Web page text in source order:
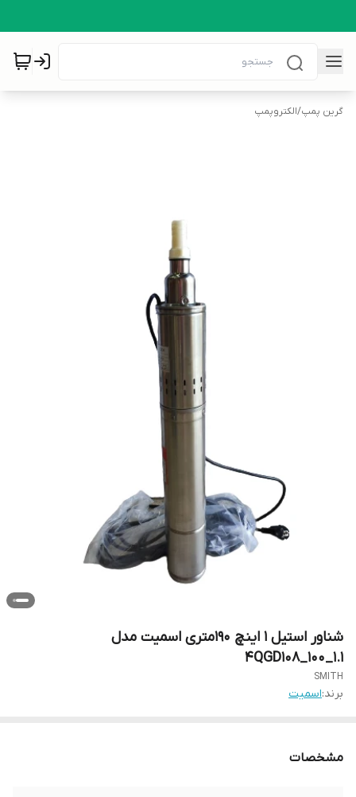
گرین پمپ/الکتروپمپ
شناور استیل 1 اینچ 190متری اسمیت مدل
4QGD108_100_1.1
SMITH
برند:اسمیت
مشخصات